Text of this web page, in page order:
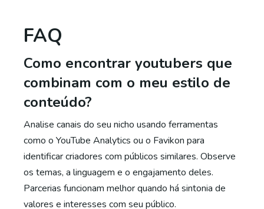
FAQ
Como encontrar youtubers que
combinam com o meu estilo de
conteúdo?
Analise canais do seu nicho usando ferramentas
como o YouTube Analytics ou o Favikon para
identificar criadores com públicos similares. Observe
os temas, a linguagem e o engajamento deles.
Parcerias funcionam melhor quando há sintonia de
valores e interesses com seu público.